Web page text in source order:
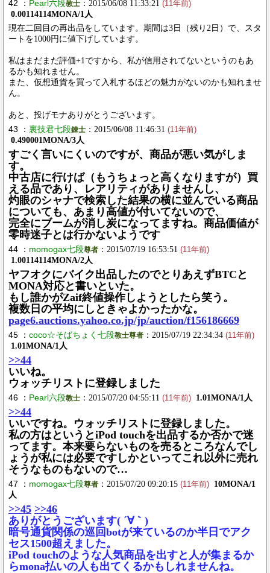
42 ： Pearl六段教士 ：2015/06/08 11:33:21 (11年前)
0.00114114MONA/1人
現在二回目の再出品をしています。期間は3日（残り2日）で、スタ
ートを1000円に値下げしています。
私はまだまだ評価+1ですから、私が信用されてないというのもあ
るかも知れません。
また、仮想通貨を買って入札するほどの魅力がないのかも知れませ
ん。
あと、投げモナありがとうございます。
43 ： 裏技君七段錬士 ：2015/06/08 11:46:31 (11年前)
0.490001MONA/3人
すごく言いにくいのですが、商品が悪い気がしま
す。
中古店に行けば（もうちょっと高くなりますが）買
える品であり、レアリティがありませんし、
灼眼のシャナで検索した結果の横に並んでいる商品
についても、あまり高値が付いてないので、
完全にブームが消し炭になってますね。商品価値が
零時迷子とは行かないようです
44 ： momogax七段尊者 ：2015/07/19 16:53:51 (11年前)
1.00114114MONA/2人
ヤフオクにバイク出品したのでとりあえずBTCと
MONA対応と書いといた。
もし誰かがZaif終値操作しようとしたら笑う。
複数日の平均にしときゃよかったかな。
page6.auctions.yahoo.co.jp/jp/auction/f156186669
45 ： coco☆そばちょく七段教士尊者 ：2015/07/19 22:34:34 (11年前)
1.01MONA/1人
>>44
いいね。
ウォッチリストに登録しました
46 ： Pearl六段教士 ：2015/07/20 04:55:11 (11年前) 1.01MONA/1人
>>44
いいですね。ウォッチリストに登録しました。
私の方はというとiPod touchを出品するか否かで迷
ってます。本来要らないものを売るところなんでし
ょうが私には必要ですしかといってこれ以外に売れ
そうなものもないので…
47 ： momogax七段尊者 ：2015/07/20 09:20:15 (11年前)
10MONA/1
人
>>45 >>46
ありがとうございます( ´∀｀)
暗号通貨関係の巡回botが来ているのか半日でアク
セス1500超えました。
iPod touchのような人気商品を出すと人が集まるか
らmona払いの人も出てくるかもしれませんね。